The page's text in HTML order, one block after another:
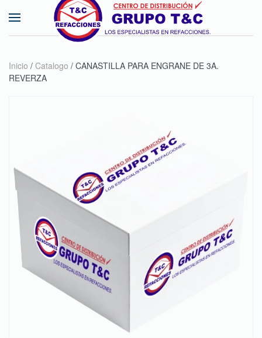
Skip to main content
Inicio / Catalogo / CANASTILLA PARA ENGRANE DE 3A.
REVERZA